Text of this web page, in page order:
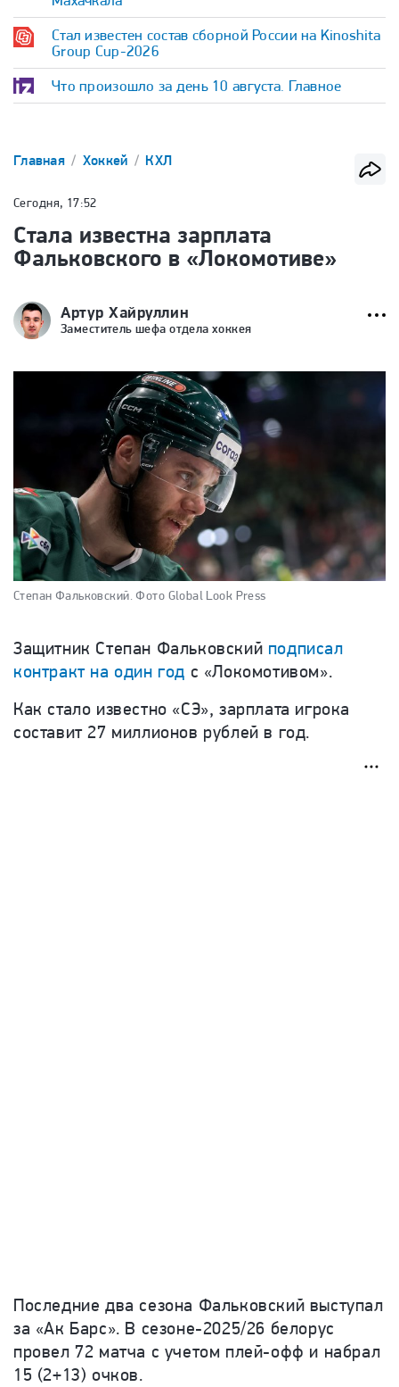
Стал известен состав сборной России на Kinoshita
Group Cup-2026
Что произошло за день 10 августа. Главное
Главная Хоккей КХЛ
Сегодня, 17:52
Стала известна зарплата
Фальковского в «Локомотиве»
Артур Хайруллин
Заместитель шефа отдела хоккея
Степан Фальковский. Фото Global Look Press
Защитник Степан Фальковский подписал
контракт на один год с «Локомотивом».
Как стало известно «СЭ», зарплата игрока
составит 27 миллионов рублей в год.
Последние два сезона Фальковский выступал
за «Ак Барс». В сезоне-2025/26 белорус
провел 72 матча с учетом плей-офф и набрал
15 (2+13) очков.